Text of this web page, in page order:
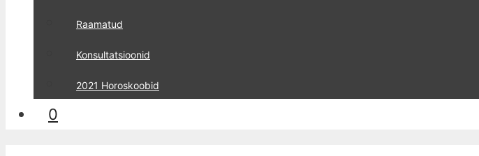
Raamatud
Konsultatsioonid
2021 Horoskoobid
0